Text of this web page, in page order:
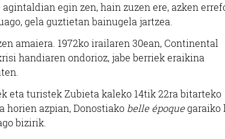
egin zen, hain zuzen ere, azken
gela guztietan bainugela jartzea.
amaiera. 1972ko irailaren 30ean, Continental
handiaren ondorioz, jabe berriek eraikina
eta turistek Zubieta kaleko 14tik 22ra bitarteko
horien azpian, Donostiako belle époquegaraiko
bizirik.